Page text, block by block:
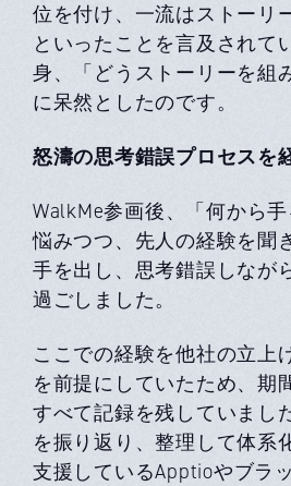
位を付け、⼀流はストーリ
といったことを⾔及されて
⾝、「どうストーリーを組
に呆然としたのです。
怒濤の思考錯誤プロセスを
WalkMe参画後、「何から
悩みつつ、先⼈の経験を聞
⼿を出し、思考錯誤しなが
過ごしました。
ここでの経験を他社の⽴上
を前提にしていたため、期
すべて記録を残していまし
を振り返り、整理して体系
⽀援しているApptioやブラ